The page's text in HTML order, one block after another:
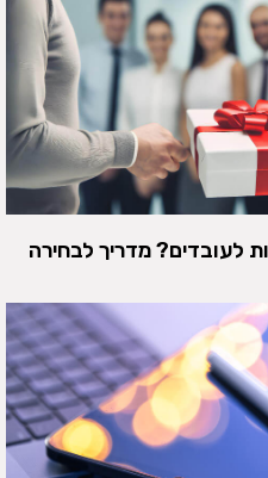
לעובדים? מדריך לבחירה